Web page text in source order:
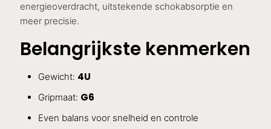
energieoverdracht, uitstekende schokabsorptie en
meer precisie.
Belangrijkste kenmerken
Gewicht: 4U
Gripmaat: G6
Even balans voor snelheid en controle